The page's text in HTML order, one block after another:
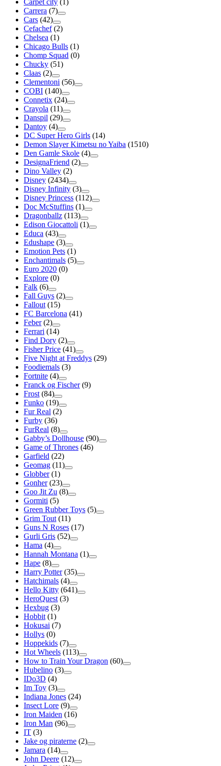
Carpet city (1)
Carrera (7)
Cars (42)
Cefachef (2)
Chelsea (1)
Chicago Bulls (1)
Chomp Squad (0)
Chucky (51)
Claas (2)
Clementoni (56)
COBI (140)
Connetix (24)
Crayola (11)
Danspil (29)
Dantoy (4)
DC Super Hero Girls (14)
Demon Slayer Kimetsu no Yaiba (1510)
Den Gamle Skole (4)
DesignaFriend (2)
Dino Valley (2)
Disney (2434)
Disney Infinity (3)
Disney Princess (112)
Doc McStuffins (1)
Dragonballz (113)
Edison Giocattoli (1)
Educa (43)
Edushape (3)
Emotion Pets (1)
Enchantimals (5)
Euro 2020 (0)
Explore (0)
Falk (6)
Fall Guys (2)
Fallout (15)
FC Barcelona (41)
Feber (2)
Ferrari (14)
Find Dory (2)
Fisher Price (41)
Five Night at Freddys (29)
Foodiemals (3)
Fortnite (4)
Franck og Fischer (9)
Frost (84)
Funko (19)
Fur Real (2)
Furby (36)
FurReal (8)
Gabby’s Dollhouse (90)
Game of Thrones (46)
Garfield (22)
Geomag (11)
Globber (1)
Gonher (23)
Goo Jit Zu (8)
Gormiti (5)
Green Rubber Toys (5)
Grim Tout (11)
Guns N Roses (17)
Gurli Gris (52)
Hama (4)
Hannah Montana (1)
Hape (8)
Harry Potter (35)
Hatchimals (4)
Hello Kitty (641)
HeroQuest (3)
Hexbug (3)
Hobbit (1)
Hokusai (7)
Hollys (0)
Hoppekids (7)
Hot Wheels (113)
How to Train Your Dragon (60)
Hubelino (3)
IDo3D (4)
Im Toy (3)
Indiana Jones (24)
Insect Lore (9)
Iron Maiden (16)
Iron Man (96)
IT (3)
Jake og piraterne (2)
Jamara (14)
John Deere (12)